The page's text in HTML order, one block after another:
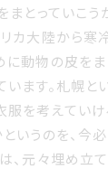
ていこうか考
から寒冷地に
をまとった
幌という寒い
けるような
今必死に考え
て地であり 公
まとっていこ
カ大陸から寒
動物の皮を
ます。札幌と
服を考えてい
いうのを、今
、元々埋め立